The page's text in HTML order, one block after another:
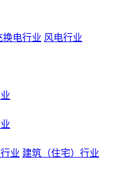
换电行业 风电行业
业 建筑（住宅）行业